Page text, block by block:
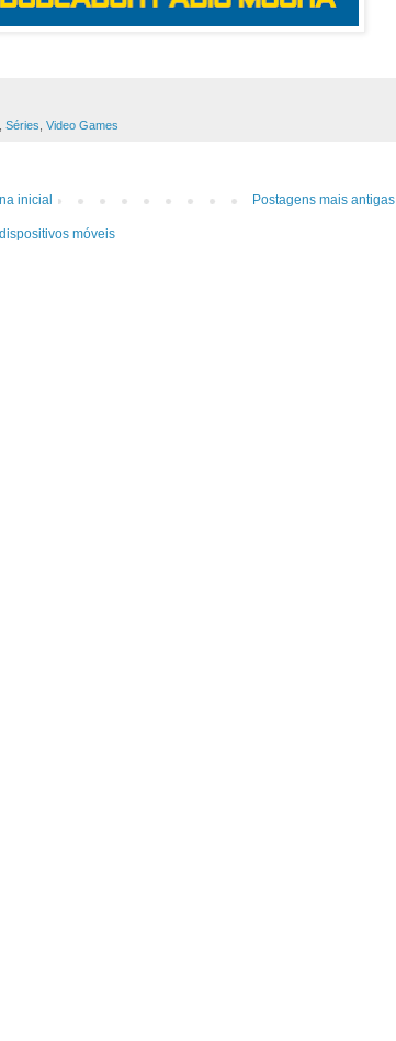
Séries Video Games
Postagens mais antigas
inicial
móveis